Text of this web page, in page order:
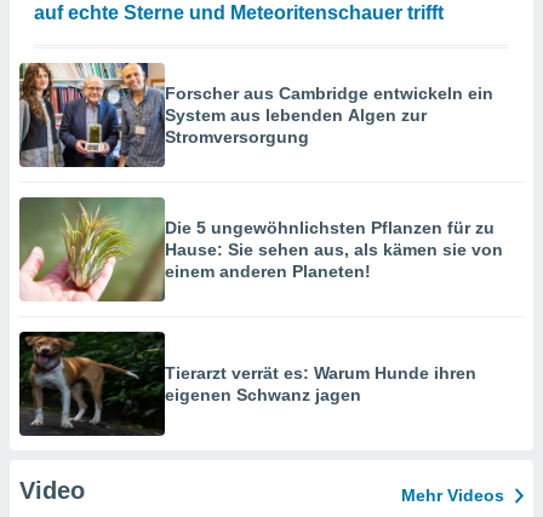
auf echte Sterne und Meteoritenschauer trifft
Forscher aus Cambridge entwickeln ein
System aus lebenden Algen zur
Stromversorgung
Die 5 ungewöhnlichsten Pflanzen für zu
Hause: Sie sehen aus, als kämen sie von
einem anderen Planeten!
Tierarzt verrät es: Warum Hunde ihren
eigenen Schwanz jagen
Video Mehr Videos